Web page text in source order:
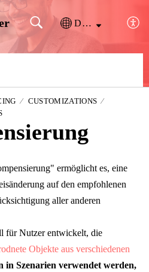
Deutsch
CUSTOMIZATIONS
ermöglicht es, eine
auf den empfohlenen
aller anderen
für Nutzer entwickelt, die
Objekte aus verschiedenen
in Szenarien verwendet werden,